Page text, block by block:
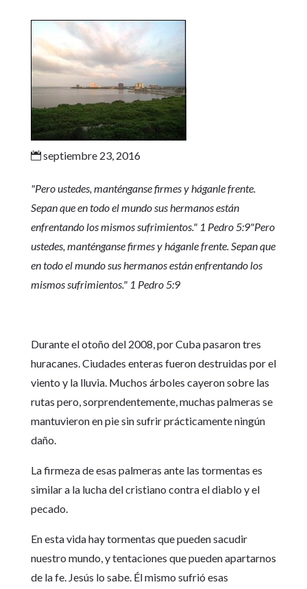
septiembre 23, 2016
"Pero ustedes, manténganse firmes y háganle frente.
Sepan que en todo el mundo sus hermanos están
enfrentando los mismos sufrimientos." 1 Pedro 5:9"Pero
ustedes, manténganse firmes y háganle frente. Sepan que
en todo el mundo sus hermanos están enfrentando los
mismos sufrimientos." 1 Pedro 5:9
Durante el otoño del 2008, por Cuba pasaron tres
huracanes. Ciudades enteras fueron destruidas por el
viento y la lluvia. Muchos árboles cayeron sobre las
rutas pero, sorprendentemente, muchas palmeras se
mantuvieron en pie sin sufrir prácticamente ningún
daño.
La firmeza de esas palmeras ante las tormentas es
similar a la lucha del cristiano contra el diablo y el
pecado.
En esta vida hay tormentas que pueden sacudir
nuestro mundo, y tentaciones que pueden apartarnos
de la fe. Jesús lo sabe. Él mismo sufrió esas